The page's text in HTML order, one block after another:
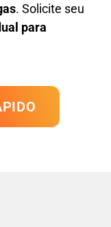
. Solicite seu
para